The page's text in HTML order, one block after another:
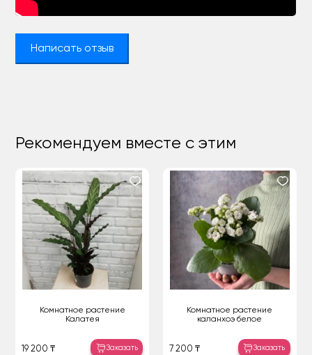
Написать отзыв
Рекомендуем вместе с этим
Комнатное растение
Калатея
19 200 ₸ Заказать
Комнатное растение
каланхоэ белое
7 200 ₸ Заказать